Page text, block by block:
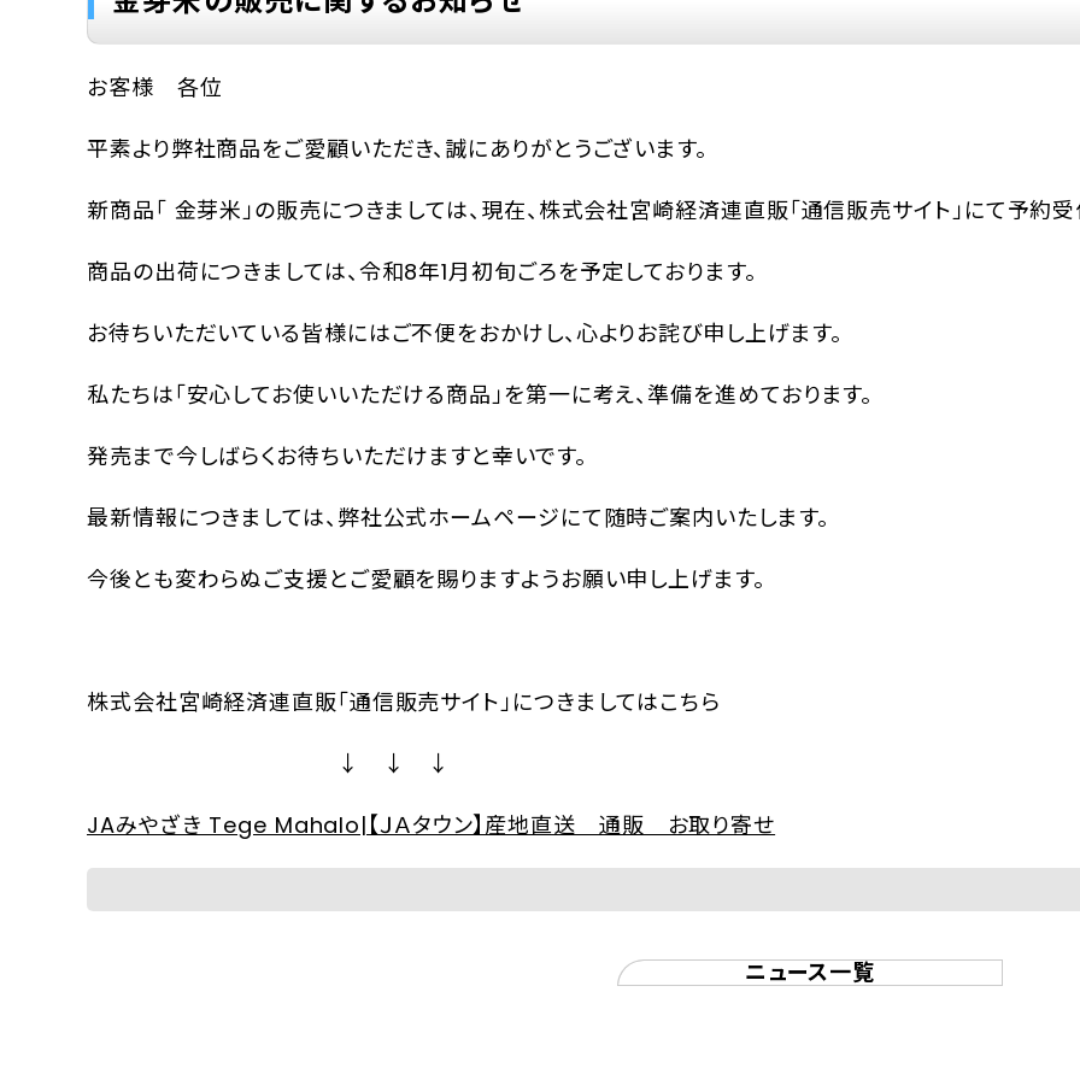
お客様 各位
平素より弊社商品をご愛顧いただき、誠にありがとうございます。
新商品「 金芽米」の販売につきましては、現在、株式会社宮崎経済連直販「通信販売サイト」にて予約受
商品の出荷につきましては、令和8年1月初旬ごろを予定しております。
お待ちいただいている皆様にはご不便をおかけし、心よりお詫び申し上げます。
私たちは「安心してお使いいただける商品」を第一に考え、準備を進めております。
発売まで今しばらくお待ちいただけますと幸いです。
最新情報につきましては、弊社公式ホームページにて随時ご案内いたします。
今後とも変わらぬご支援とご愛顧を賜りますようお願い申し上げます。
株式会社宮崎経済連直販「通信販売サイト」につきましてはこちら
↓ ↓ ↓
JAみやざき Tege Mahalo|【ＪＡタウン】産地直送 通販 お取り寄せ
ニュース一覧